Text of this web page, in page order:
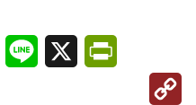
LinkedInLine X